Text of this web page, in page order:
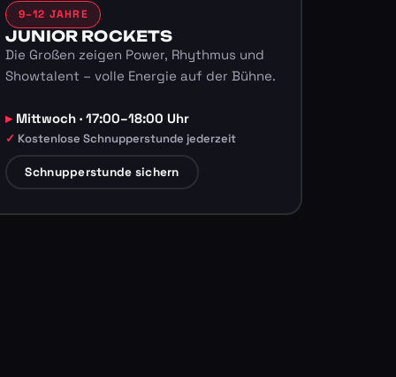
9–12 JAHRE
JUNIOR ROCKETS
Die Großen zeigen Power, Rhythmus und
Showtalent – volle Energie auf der Bühne.
Mittwoch · 17:00–18:00 Uhr
Kostenlose Schnupperstunde jederzeit
Schnupperstunde sichern